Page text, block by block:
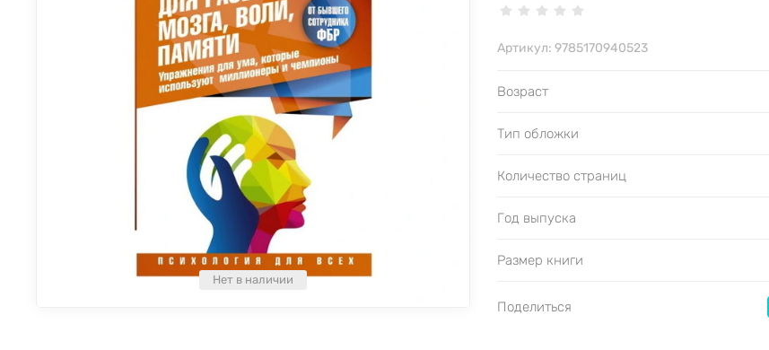
Нет в наличии
Артикул: 9785170940523
Возраст
Тип обложки
Количество страниц
Год выпуска
Размер книги
Поделиться